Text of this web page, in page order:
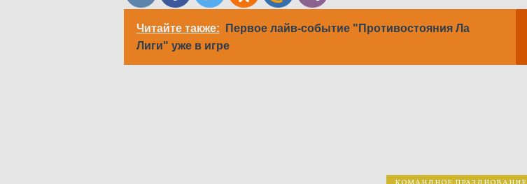
Читайте также:
Первое лайв-событие "Противостояния Ла
Лиги" уже в игре